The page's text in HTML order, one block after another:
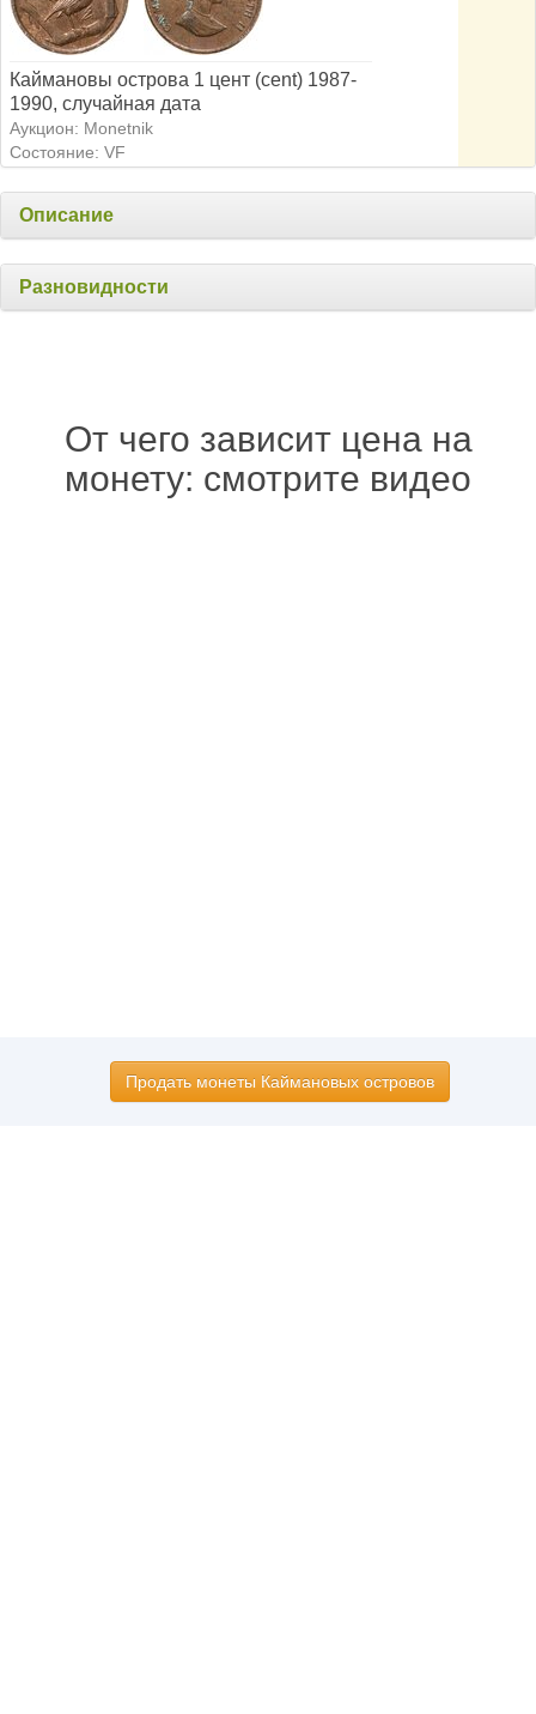
Каймановы острова 1 цент (cent) 1987-
1990, случайная дата
Аукцион: Monetnik
Состояние: VF
Описание
Разновидности
От чего зависит цена на
монету: смотрите видео
Продать монеты Каймановых островов